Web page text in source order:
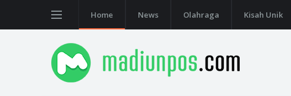
Home News Olahraga Kisah Unik